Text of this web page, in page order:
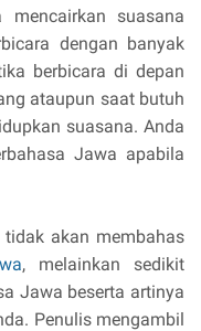
suasana
dengan banyak
berbicara di depan
ataupun saat butuh
suasana. Anda
Jawa apabila
akan membahas
, melainkan sedikit
Jawa beserta artinya
Penulis mengambil